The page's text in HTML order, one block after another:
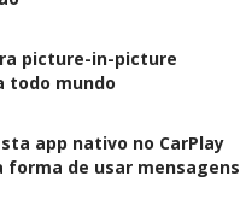
picture-in-picture
todo mundo
app nativo no CarPlay
forma de usar mensagens